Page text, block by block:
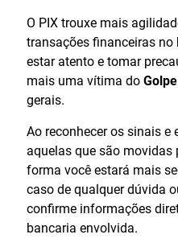
O PIX trouxe mais
transações financeiras no
estar atento e tomar
mais uma vítima do
gerais.
Ao reconhecer os sinais e
aquelas que são movidas
forma você estará mais
caso de qualquer dúvida
confirme informações
bancaria envolvida.